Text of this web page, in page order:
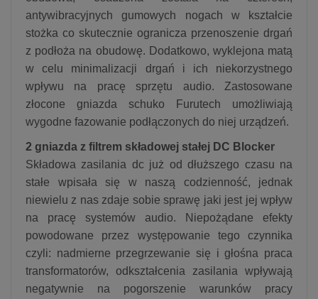
antywibracyjnych gumowych nogach w kształcie
stożka co skutecznie ogranicza przenoszenie drgań
z podłoża na obudowę. Dodatkowo, wyklejona matą
w celu minimalizacji drgań i ich niekorzystnego
wpływu na pracę sprzętu audio. Zastosowane
złocone gniazda schuko Furutech umożliwiają
wygodne fazowanie podłączonych do niej urządzeń.
2 gniazda z filtrem składowej stałej DC Blocker
Składowa zasilania dc już od dłuższego czasu na
stałe wpisała się w naszą codzienność, jednak
niewielu z nas zdaje sobie sprawę jaki jest jej wpływ
na pracę systemów audio. Niepożądane efekty
powodowane przez występowanie tego czynnika
czyli: nadmierne przegrzewanie się i głośna praca
transformatorów, odkształcenia zasilania wpływają
negatywnie na pogorszenie warunków pracy